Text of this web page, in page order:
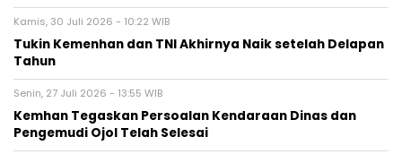
Kamis, 30 Juli 2026 - 10:22 WIB
Tukin Kemenhan dan TNI Akhirnya Naik setelah Delapan
Tahun
Senin, 27 Juli 2026 - 13:55 WIB
Kemhan Tegaskan Persoalan Kendaraan Dinas dan
Pengemudi Ojol Telah Selesai